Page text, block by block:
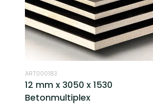
ART000183
12 mm x 3050 x 1530
Betonmultiplex